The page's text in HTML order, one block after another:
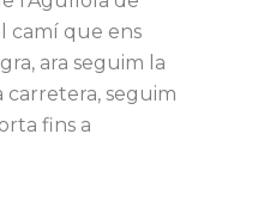
camí que ens
ara seguim la
carretera, seguim
fins a